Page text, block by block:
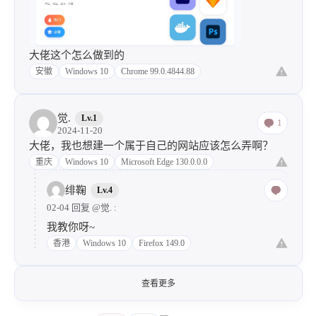
大佬这个怎么做到的
安徽 Windows 10 Chrome 99.0.4844.88
觉. Lv.1
2024-11-20
1
大佬，我也想建一个属于自己的网站应该怎么弄啊？
重庆 Windows 10 Microsoft Edge 130.0.0.0
绯鞠 Lv.4
02-04 回复 @觉. :
我教你呀~
香港 Windows 10 Firefox 149.0
查看更多